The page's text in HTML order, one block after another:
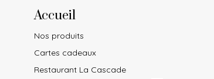
Accueil
Nos produits
Cartes cadeaux
Restaurant La Cascade